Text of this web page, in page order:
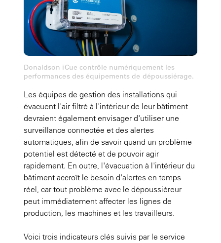
Donaldson iCue contrôle numériquement les
performances des équipements de dépoussiérage.
Les équipes de gestion des installations qui
évacuent l'air filtré à l'intérieur de leur bâtiment
devraient également envisager d'utiliser une
surveillance connectée et des alertes
automatiques, afin de savoir quand un problème
potentiel est détecté et de pouvoir agir
rapidement. En outre, l'évacuation à l'intérieur du
bâtiment accroît le besoin d'alertes en temps
réel, car tout problème avec le dépoussiéreur
peut immédiatement affecter les lignes de
production, les machines et les travailleurs.
Voici trois indicateurs clés suivis par le service